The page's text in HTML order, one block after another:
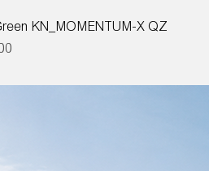
KN_MOMENTUM-X QZ